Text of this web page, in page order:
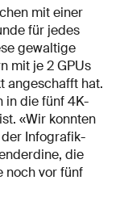
mit einer
für jedes
gewaltige
mit je 2 GPUs
angeschafft hat.
in die fünf 4K-
«Wir konnten
Infografik-
die
noch vor fünf